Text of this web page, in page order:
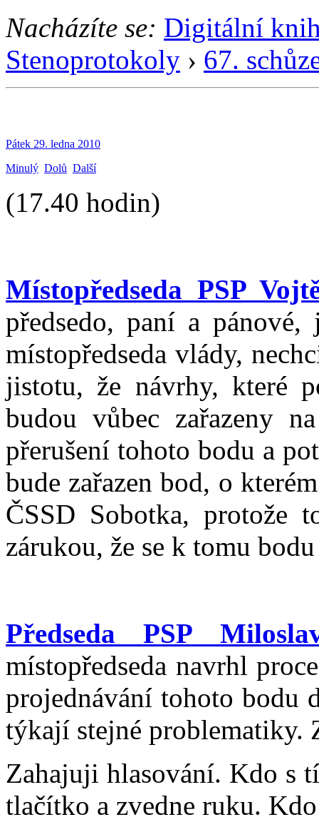
Nacházíte se: Digitální
Stenoprotokoly › 67.
Pátek 29. ledna 2010
Minulý Dolů Další
(17.40 hodin)
Místopředseda PSP
předsedo, paní a
místopředseda vlády,
jistotu, že návrhy, které
budou vůbec zařazeny
přerušení tohoto bodu a
bude zařazen bod, o
ČSSD Sobotka, protože
zárukou, že se k tomu
Předseda PSP
místopředseda navrhl
projednávání tohoto bodu
týkají stejné problematiky.
Zahajuji hlasování. Kdo s
tlačítko a zvedne ruku.